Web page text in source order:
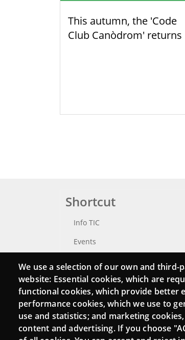
This autumn, the 'Code
Club Canòdrom' returns
Shortcut
Info TIC
Events
Catalogue of experts
Job and volunteer board
Search your Punt TIC
We use a selection of our own and third-
website: Essential cookies, which are
functional cookies, which provide better
performance cookies, which we use to
use and statistics; and marketing
content and advertising. If you choose